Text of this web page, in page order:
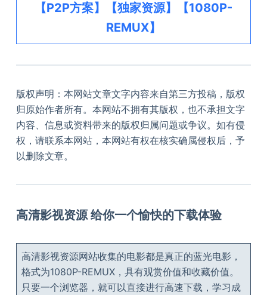
【P2P方案】【独家资源】【1080P-
REMUX】
版权声明：本网站文章文字内容来自第三方投稿，版权
归原始作者所有。本网站不拥有其版权，也不承担文字
内容、信息或资料带来的版权归属问题或争议。如有侵
权，请联系本网站，本网站有权在核实确属侵权后，予
以删除文章。
高清影视资源 给你一个愉快的下载体验
高清影视资源网站收集的电影都是真正的蓝光电影，
格式为1080P-REMUX，具有观赏价值和收藏价值。
只要一个浏览器，就可以直接进行高速下载，学习成